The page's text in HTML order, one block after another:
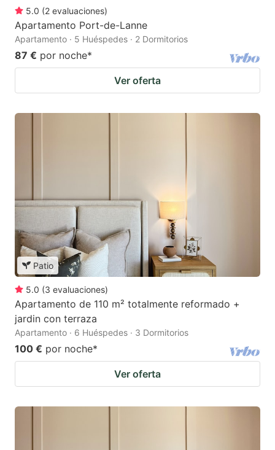
5.0 (2 evaluaciones)
Apartamento Port-de-Lanne
Apartamento · 5 Huéspedes · 2 Dormitorios
87 € por noche*
Ver oferta
Patio
5.0 (3 evaluaciones)
Apartamento de 110 m² totalmente reformado +
jardin con terraza
Apartamento · 6 Huéspedes · 3 Dormitorios
100 € por noche*
Ver oferta